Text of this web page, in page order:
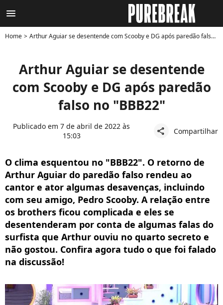
menu
Home Arthur Aguiar se desentende com Scooby e DG após paredão falso no "BBB22"
Arthur Aguiar se desentende
com Scooby e DG após paredão
falso no "BBB22"
Publicado em 7 de abril de 2022 às
15:03
share Compartilhar
O clima esquentou no "BBB22". O retorno de
Arthur Aguiar do paredão falso rendeu ao
cantor e ator algumas desavenças, incluindo
com seu amigo, Pedro Scooby. A relação entre
os brothers ficou complicada e eles se
desentenderam por conta de algumas falas do
surfista que Arthur ouviu no quarto secreto e
não gostou. Confira agora tudo o que foi falado
na discussão!